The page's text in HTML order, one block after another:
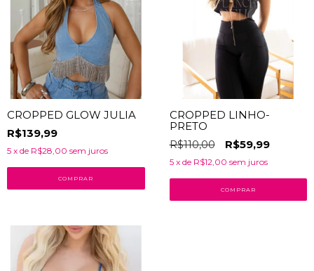
CROPPED GLOW JULIA
R$139,99
5 x de R$28,00 sem juros
COMPRAR
CROPPED LINHO-
PRETO
R$110,00
R$59,99
5 x de R$12,00 sem juros
COMPRAR